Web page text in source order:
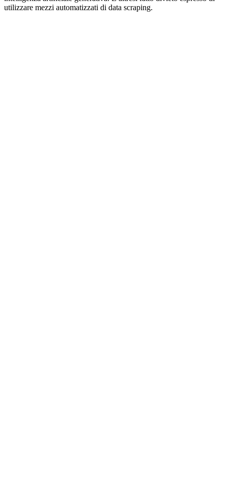
utilizzare mezzi automatizzati di data scraping.